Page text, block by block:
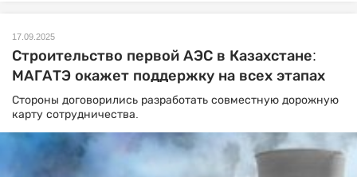
17.09.2025
Строительство первой АЭС в Казахстане:
МАГАТЭ окажет поддержку на всех этапах
Стороны договорились разработать совместную дорожную
карту сотрудничества.